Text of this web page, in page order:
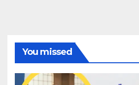
You missed